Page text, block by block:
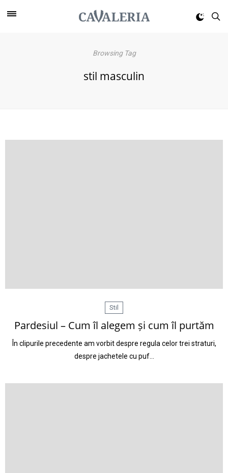
Browsing Tag
stil masculin
Stil
Pardesiul – Cum îl alegem și cum îl purtăm
În clipurile precedente am vorbit despre regula celor trei straturi,
despre jachetele cu puf…